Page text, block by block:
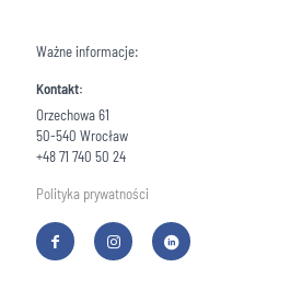
Ważne informacje:
Kontakt:
Orzechowa 61
50-540 Wrocław
+48 71 740 50 24
Polityka prywatności